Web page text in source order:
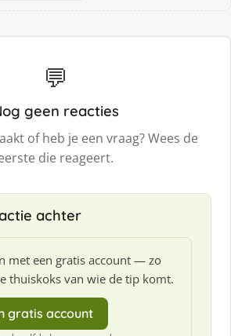
💬
geen reacties
of heb je een vraag? Wees de
die reageert.
achter
met een gratis account — zo
thuiskoks van wie de tip komt.
gratis account